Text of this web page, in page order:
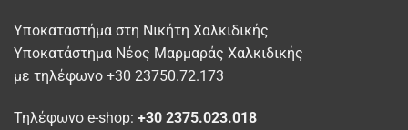
του
προϊόντος
του
προϊόντος
Υποκαταστήμα στη Νικήτη Χαλκιδικής
Υποκατάστημα Νέος Μαρμαράς Χαλκιδικής
με τηλέφωνο +30 23750.72.173
Τηλέφωνο e-shop: +30 2375.023.018